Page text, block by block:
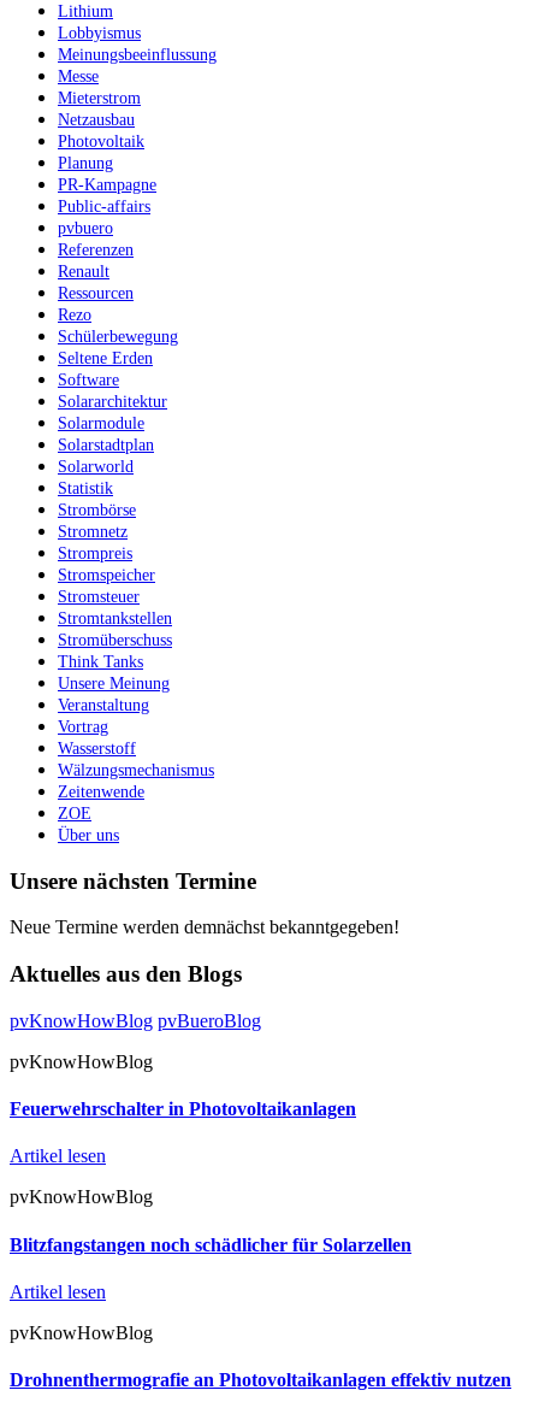
Lithium
Lobbyismus
Meinungsbeeinflussung
Messe
Mieterstrom
Netzausbau
Photovoltaik
Planung
PR-Kampagne
Public-affairs
pvbuero
Referenzen
Renault
Ressourcen
Rezo
Schülerbewegung
Seltene Erden
Software
Solararchitektur
Solarmodule
Solarstadtplan
Solarworld
Statistik
Strombörse
Stromnetz
Strompreis
Stromspeicher
Stromsteuer
Stromtankstellen
Stromüberschuss
Think Tanks
Unsere Meinung
Veranstaltung
Vortrag
Wasserstoff
Wälzungsmechanismus
Zeitenwende
ZOE
Über uns
Unsere nächsten Termine
Neue Termine werden demnächst bekanntgegeben!
Aktuelles aus den Blogs
pvKnowHowBlog pvBueroBlog
pvKnowHowBlog
Feuerwehrschalter in Photovoltaikanlagen
Artikel lesen
pvKnowHowBlog
Blitzfangstangen noch schädlicher für Solarzellen
Artikel lesen
pvKnowHowBlog
Drohnenthermografie an Photovoltaikanlagen effektiv nutzen